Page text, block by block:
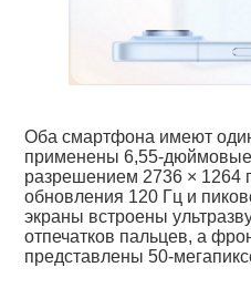
Оба смартфона имеют
применены 6,55-дюймовые
разрешением 2736 × 1264
обновления 120 Гц и
экраны встроены
отпечатков пальцев, а
представлены 50-